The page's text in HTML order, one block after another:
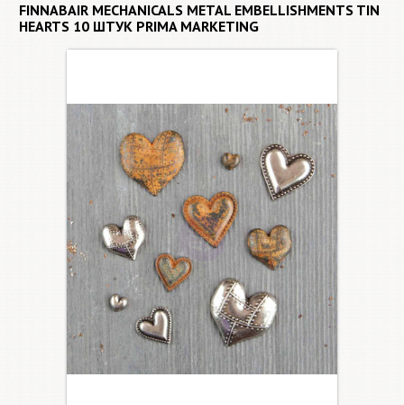
FINNABAIR MECHANICALS METAL EMBELLISHMENTS TIN
HEARTS 10 ШТУК PRIMA MARKETING